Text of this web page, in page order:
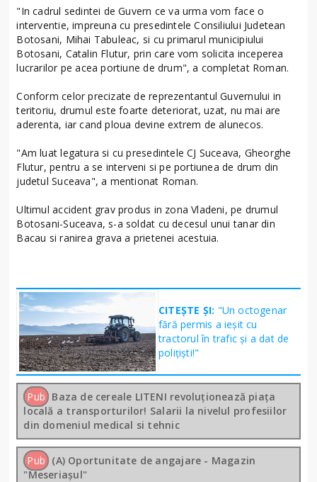
"In cadrul sedintei de Guvern ce va urma vom face o
interventie, impreuna cu presedintele Consiliului Judetean
Botosani, Mihai Tabuleac, si cu primarul municipiului
Botosani, Catalin Flutur, prin care vom solicita inceperea
lucrarilor pe acea portiune de drum", a completat Roman.
Conform celor precizate de reprezentantul Guvernului in
teritoriu, drumul este foarte deteriorat, uzat, nu mai are
aderenta, iar cand ploua devine extrem de alunecos.
"Am luat legatura si cu presedintele CJ Suceava, Gheorghe
Flutur, pentru a se interveni si pe portiunea de drum din
judetul Suceava", a mentionat Roman.
Ultimul accident grav produs in zona Vladeni, pe drumul
Botosani-Suceava, s-a soldat cu decesul unui tanar din
Bacau si ranirea grava a prietenei acestuia.
CITEȘTE ȘI: "Un octogenar
fără permis a ieșit cu
tractorul în trafic și a dat de
polițiști!"
Pub Baza de cereale LITENI revoluționează piața
locală a transporturilor! Salarii la nivelul profesiilor
din domeniul medical si tehnic
Pub (A) Oportunitate de angajare - Magazin
"Meseriașul"